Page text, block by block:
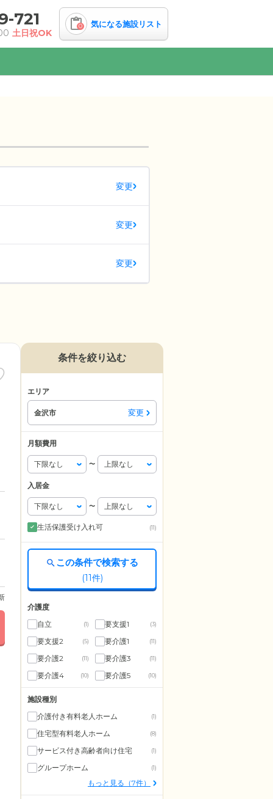
721
土日祝OK
0 気になる施設リスト
変更
変更
変更
条件を絞り込む
エリア
金沢市 変更
月額費用
〜
入居金
〜
生活保護受け入れ可 (11)
この条件で検索する
(11件)
介護度
自立
(1) 要支援1 (3)
要支援2 (5) 要介護1 (11)
要介護2 (11) 要介護3 (11)
要介護4 (10) 要介護5 (10)
施設種別
介護付き有料老人ホーム
(1)
住宅型有料老人ホーム (8)
サービス付き高齢者向け住宅 (1)
グループホーム (1)
もっと見る（7件）